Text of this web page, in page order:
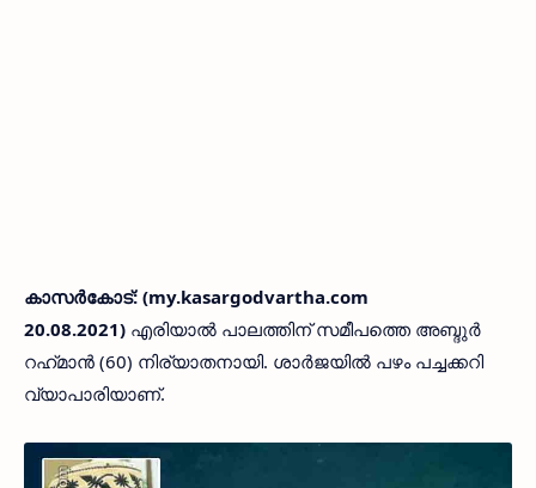
കാസർകോട്: (my.kasargodvartha.com
20.08.2021) എരിയാൽ പാലത്തിന് സമീപത്തെ അബ്ദുർ
റഹ്‌മാൻ (60) നിര്യാതനായി. ശാർജയിൽ പഴം പച്ചക്കറി
വ്യാപാരിയാണ്‌.